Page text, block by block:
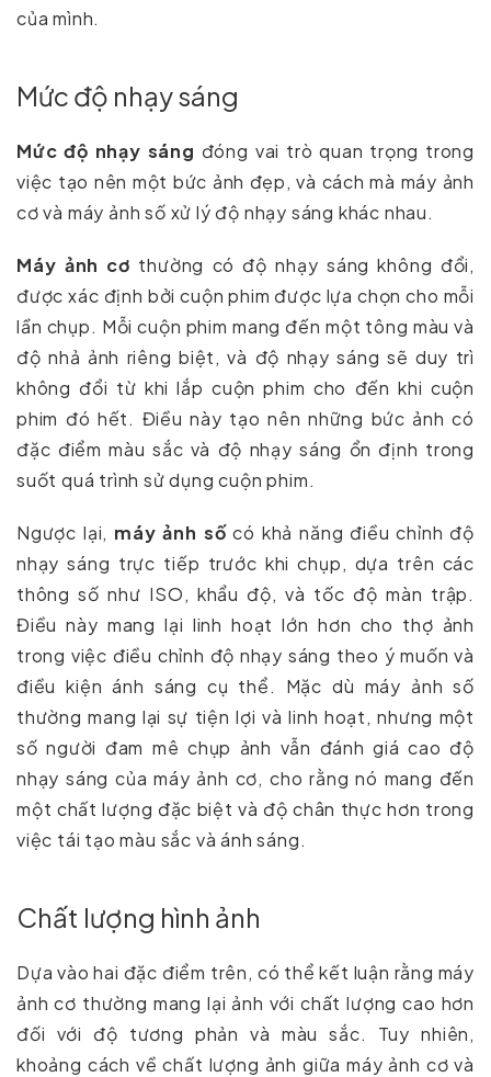
của mình.
Mức độ nhạy sáng
Mức độ nhạy sáng đóng vai trò quan trọng trong
việc tạo nên một bức ảnh đẹp, và cách mà máy ảnh
cơ và máy ảnh số xử lý độ nhạy sáng khác nhau.
Máy ảnh cơ thường có độ nhạy sáng không đổi,
được xác định bởi cuộn phim được lựa chọn cho mỗi
lần chụp. Mỗi cuộn phim mang đến một tông màu và
độ nhả ảnh riêng biệt, và độ nhạy sáng sẽ duy trì
không đổi từ khi lắp cuộn phim cho đến khi cuộn
phim đó hết. Điều này tạo nên những bức ảnh có
đặc điểm màu sắc và độ nhạy sáng ổn định trong
suốt quá trình sử dụng cuộn phim.
Ngược lại, máy ảnh sốcó khả năng điều chỉnh độ
nhạy sáng trực tiếp trước khi chụp, dựa trên các
thông số như ISO, khẩu độ, và tốc độ màn trập.
Điều này mang lại linh hoạt lớn hơn cho thợ ảnh
trong việc điều chỉnh độ nhạy sáng theo ý muốn và
điều kiện ánh sáng cụ thể. Mặc dù máy ảnh số
thường mang lại sự tiện lợi và linh hoạt, nhưng một
số người đam mê chụp ảnh vẫn đánh giá cao độ
nhạy sáng của máy ảnh cơ, cho rằng nó mang đến
một chất lượng đặc biệt và độ chân thực hơn trong
việc tái tạo màu sắc và ánh sáng.
Chất lượng hình ảnh
Dựa vào hai đặc điểm trên, có thể kết luận rằng máy
ảnh cơ thường mang lại ảnh với chất lượng cao hơn
đối với độ tương phản và màu sắc. Tuy nhiên,
khoảng cách về chất lượng ảnh giữa máy ảnh cơ và